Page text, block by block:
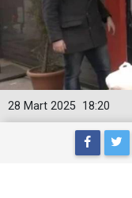
18:20
28 Mart 2025